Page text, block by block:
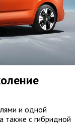
и одной
также с гибридной